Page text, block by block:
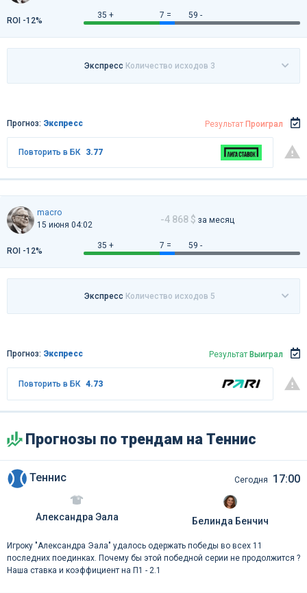
35 + 7 = 59 -
ROI -12%
Экспресс Количество исходов 3
Прогноз: Экспресс Результат Проиграл
Повторить в БК 3.77
macro
15 июня 04:02
-4 868 $ за месяц
35 + 7 = 59 -
ROI -12%
Экспресс Количество исходов 5
Прогноз: Экспресс Результат Выиграл
Повторить в БК 4.73
Прогнозы по трендам на Теннис
Теннис Сегодня 17:00
Александра Эала Белинда Бенчич
Игроку "Александра Эала" удалось одержать победы во всех 11
последних поединках. Почему бы этой победной серии не продолжится ?
Наша ставка и коэффициент на П1 - 2.1